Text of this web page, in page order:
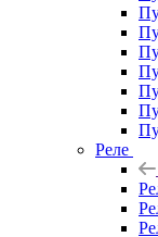
Реле